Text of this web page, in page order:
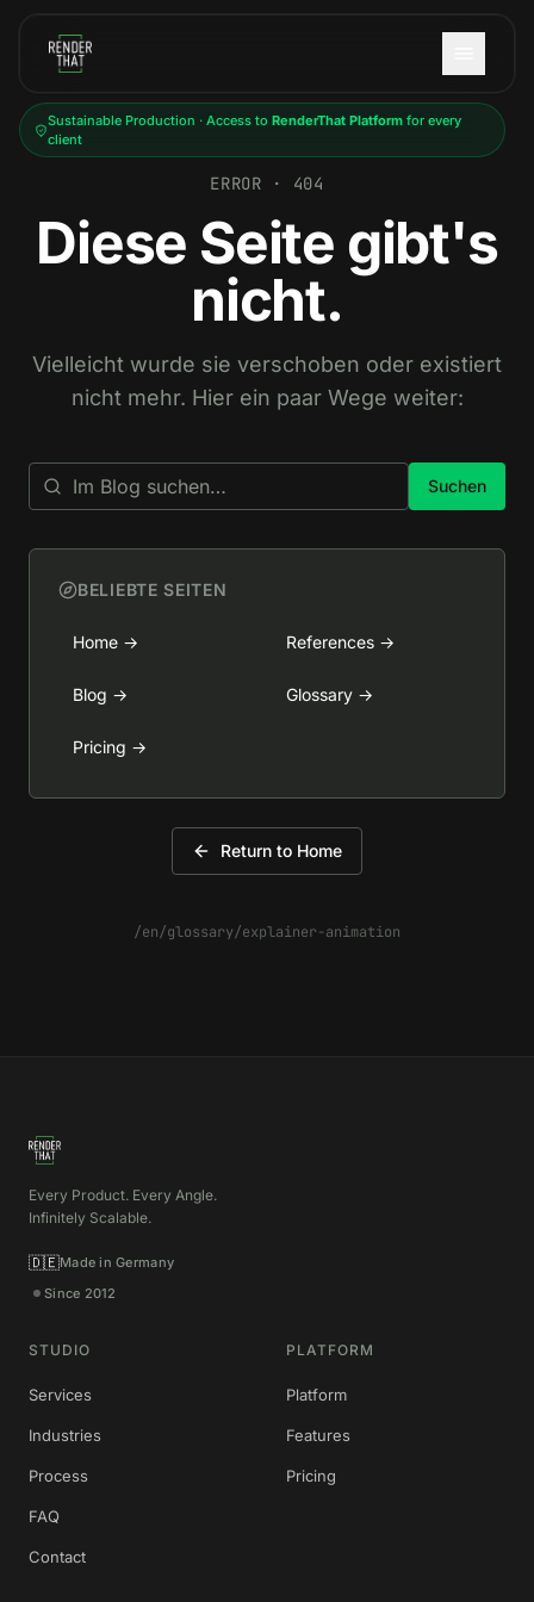
Sustainable Production · Access to RenderThat Platformfor every
client
ERROR · 404
Diese Seite gibt's
nicht.
Vielleicht wurde sie verschoben oder existiert
nicht mehr. Hier ein paar Wege weiter:
Suchen
BELIEBTE SEITEN
Home → References →
Blog → Glossary →
Pricing →
Return to Home
/en/glossary/explainer-animation
Every Product. Every Angle.
Infinitely Scalable.
🇩🇪Made in Germany
Since 2012
STUDIO
Services
Industries
Process
FAQ
Contact
PLATFORM
Platform
Features
Pricing